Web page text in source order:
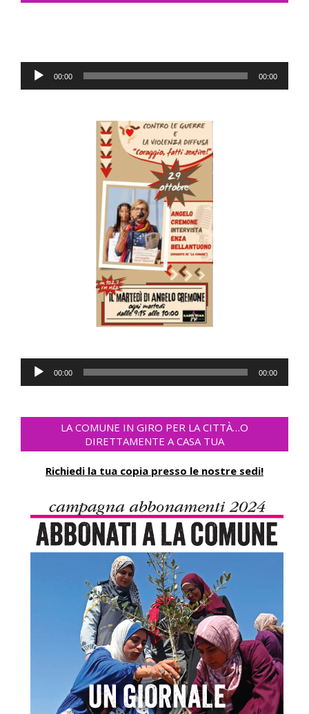
Audio
Player
00:00 00:00
Audio
Player
00:00 00:00
LA COMUNE IN GIRO PER LA CITTÀ…O
DIRETTAMENTE A CASA TUA
Richiedi la tua copia presso le nostre sedi!